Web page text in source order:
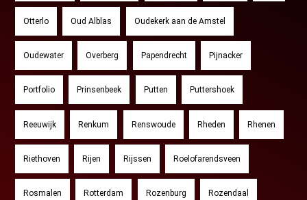
Otterlo Oud Alblas Oudekerk aan de Amstel
Oudewater Overberg Papendrecht Pijnacker
Portfolio Prinsenbeek Putten Puttershoek
Reeuwijk Renkum Renswoude Rheden Rhenen
Riethoven Rijen Rijssen Roelofarendsveen
Rosmalen Rotterdam Rozenburg Rozendaal